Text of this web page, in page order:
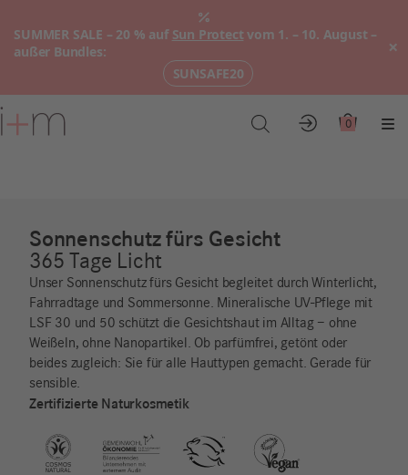
SUMMER SALE – 20 % auf Sun Protect vom 1. – 10. August –
außer Bundles:
SUNSAFE20
×
Zum
Hauptinhalt
Konto 0
Sonnenschutz fürs Gesicht
365 Tage Licht
Unser Sonnenschutz fürs Gesicht begleitet durch Winterlicht,
Fahrradtage und Sommersonne. Mineralische UV-Pflege mit
LSF 30 und 50 schützt die Gesichtshaut im Alltag – ohne
Weißeln, ohne Nanopartikel. Ob parfümfrei, getönt oder
beides zugleich: Sie für alle Hauttypen gemacht. Gerade für
sensible.
Zertifizierte Naturkosmetik